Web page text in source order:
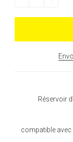
Réservoir
compatible avec